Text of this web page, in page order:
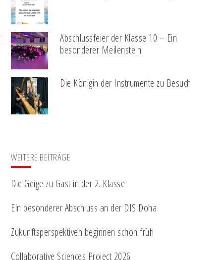
Abschlussfeier der Klasse 10 – Ein
besonderer Meilenstein
Die Königin der Instrumente zu Besuch
WEITERE BEITRÄGE
Die Geige zu Gast in der 2. Klasse
Ein besonderer Abschluss an der DIS Doha
Zukunftsperspektiven beginnen schon früh
Collaborative Sciences Project 2026